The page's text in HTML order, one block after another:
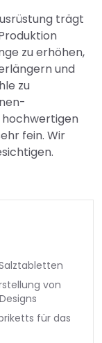
trägt
zu erhöhen,
und
zu
hochwertigen
fein. Wir
von
für das